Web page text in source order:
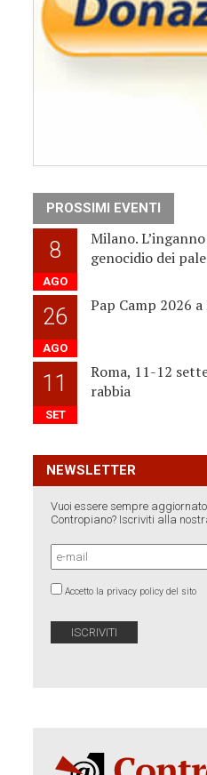
PROSSIMI EVENTI
8
AGO
Milano.
genocidio dei
26
AGO
Pap Camp 2026
11
SET
Roma, 11-12
rabbia
NEWSLETTER
Vuoi essere sempre
Contropiano? Iscriviti alla
Accetto la privacy policy del sito